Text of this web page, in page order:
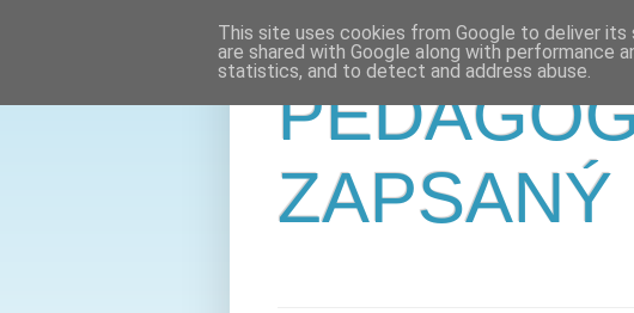
This site uses cookies from Google to deliver
are shared with Google along with performance
statistics, and to detect and address abuse.